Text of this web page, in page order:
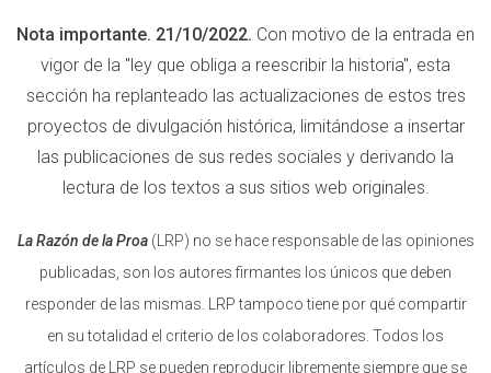
Nota importante. 21/10/2022. Con motivo de la entrada en
vigor de la "ley que obliga a reescribir la historia", esta
sección ha replanteado las actualizaciones de estos tres
proyectos de divulgación histórica, limitándose a insertar
las publicaciones de sus redes sociales y derivando la
lectura de los textos a sus sitios web originales.
La Razón de la Proa(LRP) no se hace responsable de las opiniones
publicadas, son los autores firmantes los únicos que deben
responder de las mismas. LRP tampoco tiene por qué compartir
en su totalidad el criterio de los colaboradores. Todos los
artículos de LRP se pueden reproducir libremente siempre que se